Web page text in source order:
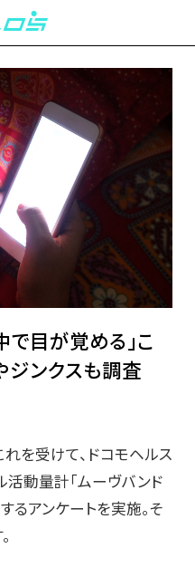
目が覚める」こ
ジンクスも調査
れを受けて、ドコモヘルス
活動量計「ムーヴバンド
るアンケートを実施。そ